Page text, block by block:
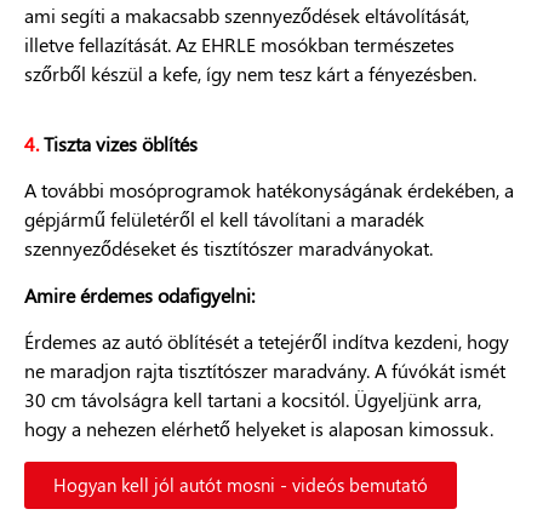
ami segíti a makacsabb szennyeződések eltávolítását,
illetve fellazítását. Az EHRLE mosókban természetes
szőrből készül a kefe, így nem tesz kárt a fényezésben.
4.Tiszta vizes öblítés
A további mosóprogramok hatékonyságának érdekében, a
gépjármű felületéről el kell távolítani a maradék
szennyeződéseket és tisztítószer maradványokat.
Amire érdemes odafigyelni:
Érdemes az autó öblítését a tetejéről indítva kezdeni, hogy
ne maradjon rajta tisztítószer maradvány. A fúvókát ismét
30 cm távolságra kell tartani a kocsitól. Ügyeljünk arra,
hogy a nehezen elérhető helyeket is alaposan kimossuk.
Hogyan kell jól autót mosni - videós bemutató